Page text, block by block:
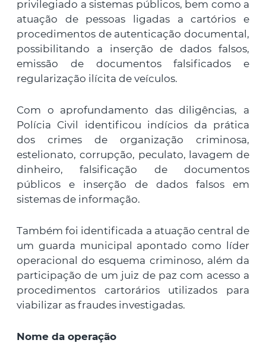
privilegiado a sistemas públicos, bem como a
atuação de pessoas ligadas a cartórios e
procedimentos de autenticação documental,
possibilitando a inserção de dados falsos,
emissão de documentos falsificados e
regularização ilícita de veículos.
Com o aprofundamento das diligências, a
Polícia Civil identificou indícios da prática
dos crimes de organização criminosa,
estelionato, corrupção, peculato, lavagem de
dinheiro, falsificação de documentos
públicos e inserção de dados falsos em
sistemas de informação.
Também foi identificada a atuação central de
um guarda municipal apontado como líder
operacional do esquema criminoso, além da
participação de um juiz de paz com acesso a
procedimentos cartorários utilizados para
viabilizar as fraudes investigadas.
Nome da operação